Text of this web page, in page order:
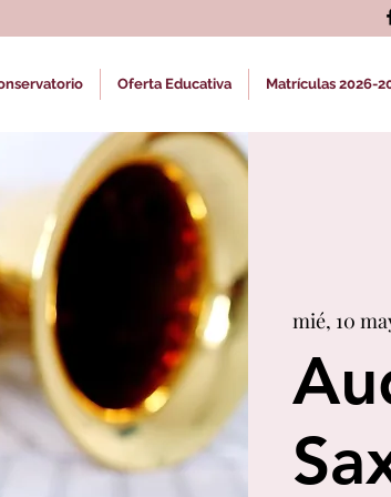
Oferta Educativa Matrículas 2026-
mié, 10